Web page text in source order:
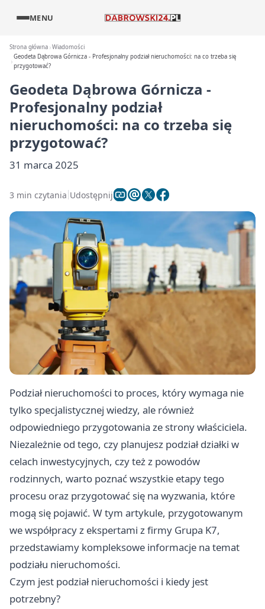
MENU
Strona główna Wiadomości
Geodeta Dąbrowa Górnicza - Profesjonalny podział nieruchomości: na co trzeba się
przygotować?
Geodeta Dąbrowa Górnicza -
Profesjonalny podział
nieruchomości: na co trzeba się
przygotować?
31 marca 2025
3 min czytania Udostępnij
Podział nieruchomości to proces, który wymaga nie
tylko specjalistycznej wiedzy, ale również
odpowiedniego przygotowania ze strony właściciela.
Niezależnie od tego, czy planujesz podział działki w
celach inwestycyjnych, czy też z powodów
rodzinnych, warto poznać wszystkie etapy tego
procesu oraz przygotować się na wyzwania, które
mogą się pojawić. W tym artykule, przygotowanym
we współpracy z ekspertami z firmy Grupa K7,
przedstawiamy kompleksowe informacje na temat
podziału nieruchomości.
Czym jest podział nieruchomości i kiedy jest
potrzebny?